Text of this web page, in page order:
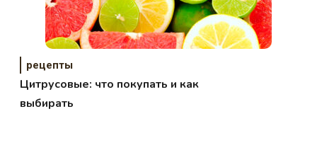
рецепты
Цитрусовые: что покупать и как
выбирать